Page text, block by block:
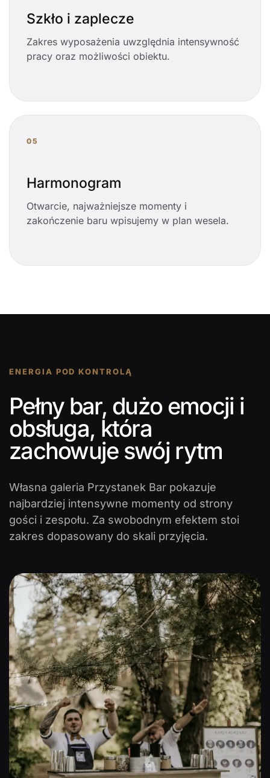
Szkło i zaplecze
Zakres wyposażenia uwzględnia intensywność
pracy oraz możliwości obiektu.
05
Harmonogram
Otwarcie, najważniejsze momenty i
zakończenie baru wpisujemy w plan wesela.
ENERGIA POD KONTROLĄ
Pełny bar, dużo emocji i
obsługa, która
zachowuje swój rytm
Własna galeria Przystanek Bar pokazuje
najbardziej intensywne momenty od strony
gości i zespołu. Za swobodnym efektem stoi
zakres dopasowany do skali przyjęcia.